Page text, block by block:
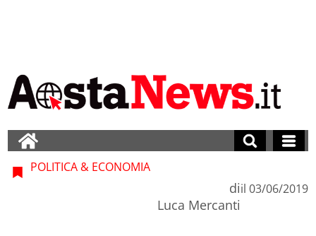
POLITICA & ECONOMIA
di
Luca Mercanti
il 03/06/2019